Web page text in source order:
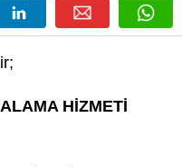
HİZMETİ